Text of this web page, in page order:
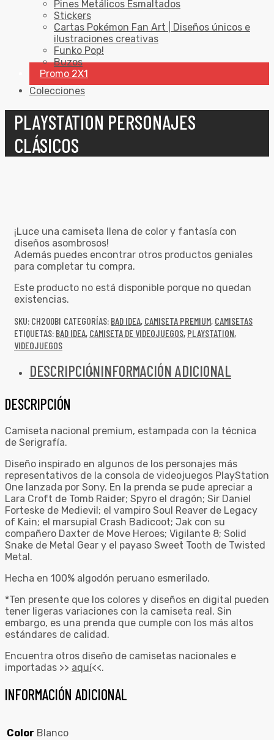
Pines Metálicos Esmaltados
Stickers
Cartas Pokémon Fan Art | Diseños únicos e
ilustraciones creativas
Funko Pop!
Buzos
Promo 2X1
Colecciones
PLAYSTATION PERSONAJES
CLÁSICOS
¡Luce una camiseta llena de color y fantasía con
diseños asombrosos!
Además puedes encontrar otros productos geniales
para completar tu compra.
Este producto no está disponible porque no quedan
existencias.
SKU: CH200BI CATEGORÍAS: BAD IDEA, CAMISETA PREMIUM, CAMISETAS
ETIQUETAS: BAD IDEA, CAMISETA DE VIDEOJUEGOS, PLAYSTATION,
VIDEOJUEGOS
DESCRIPCIÓNINFORMACIÓN ADICIONAL
DESCRIPCIÓN
Camiseta nacional premium, estampada con la técnica
de Serigrafía.
Diseño inspirado en algunos de los personajes más
representativos de la consola de videojuegos PlayStation
One lanzada por Sony. En la prenda se pude apreciar a
Lara Croft de Tomb Raider; Spyro el dragón; Sir Daniel
Forteske de Medievil; el vampiro Soul Reaver de Legacy
of Kain; el marsupial Crash Badicoot; Jak con su
compañero Daxter de Move Heroes; Vigilante 8; Solid
Snake de Metal Gear y el payaso Sweet Tooth de Twisted
Metal.
Hecha en 100% algodón peruano esmerilado.
*Ten presente que los colores y diseños en digital pueden
tener ligeras variaciones con la camiseta real. Sin
embargo, es una prenda que cumple con los más altos
estándares de calidad.
Encuentra otros diseño de camisetas nacionales e
importadas >> aquí<<.
INFORMACIÓN ADICIONAL
Color Blanco